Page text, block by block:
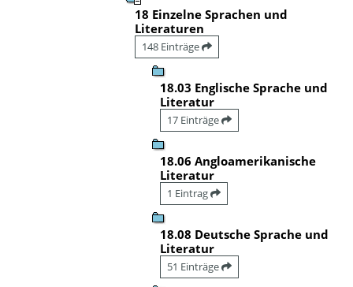
18 Einzelne Sprachen und
Literaturen
148 Einträge
18.03 Englische Sprache und
Literatur
17 Einträge
18.06 Angloamerikanische
Literatur
1 Eintrag
18.08 Deutsche Sprache und
Literatur
51 Einträge